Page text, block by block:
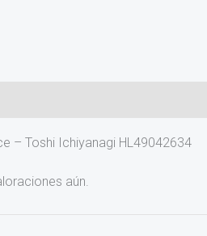
– Toshi Ichiyanagi HL49042634
aún.